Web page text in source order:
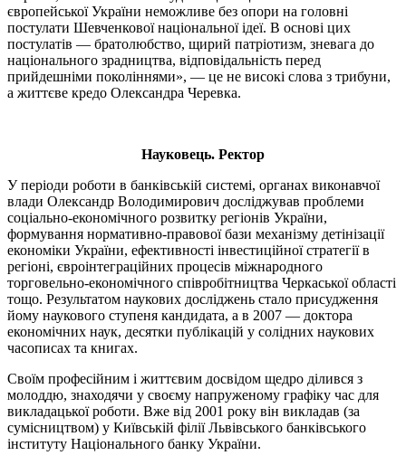
європейської України неможливе без опори на головні
постулати Шевченкової національної ідеї. В основі цих
постулатів — братолюбство, щирий патріотизм, зневага до
національного зрадництва, відповідальність перед
прийдешніми поколіннями», — це не високі слова з трибуни,
а життєве кредо Олександра Черевка.
Науковець. Ректор
У періоди роботи в банківській системі, органах виконавчої
влади Олександр Володимирович досліджував проблеми
соціально-економічного розвитку регіонів України,
формування нормативно-правової бази механізму детінізації
економіки України, ефективності інвестиційної стратегії в
регіоні, євроінтеграційних процесів міжнародного
торговельно-економічного співробітництва Черкаської області
тощо. Результатом наукових досліджень стало присудження
йому наукового ступеня кандидата, а в 2007 — доктора
економічних наук, десятки публікацій у солідних наукових
часописах та книгах.
Своїм професійним і життєвим досвідом щедро ділився з
молоддю, знаходячи у своєму напруженому графіку час для
викладацької роботи. Вже від 2001 року він викладав (за
сумісництвом) у Київській філії Львівського банківського
інституту Національного банку України.